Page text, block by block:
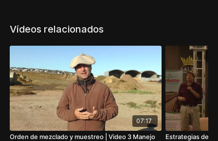
Vídeos relacionados
07:17
Orden de mezclado y muestreo | Video 3 Manejo
Estrategias de